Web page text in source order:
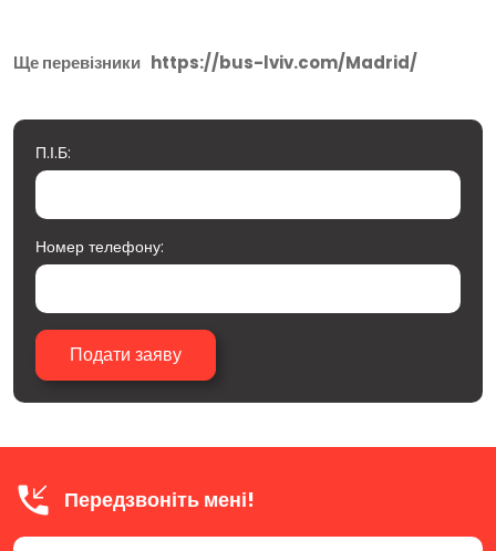
Ще перевізники https://bus-lviv.com/Madrid/
П.І.Б:
Номер телефону:
Передзвоніть мені!